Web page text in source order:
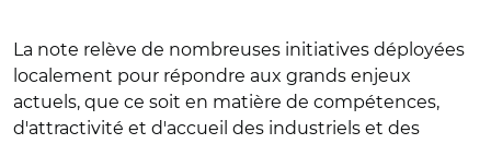
La note relève de nombreuses initiatives déployées
localement pour répondre aux grands enjeux
actuels, que ce soit en matière de compétences,
d'attractivité et d'accueil des industriels et des